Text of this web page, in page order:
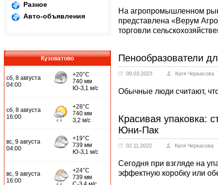
Разное
Авто-объявления
Кузоватово
На агропромышленном
представлена «Верум
торговли
Пенообразователи
09.03.2023 Катя Черкасова
Обычные люди считают,
Красивая упаковка:
Юни-Пак
02.11.2022 Катя Черкасова
Сегодня при взгляде на
эффектную коробку или